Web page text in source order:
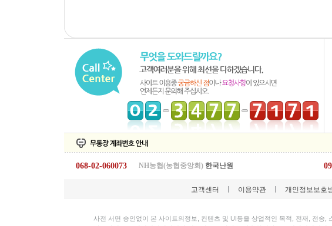
068-02-060073 NH농협(농협중앙회) 한국난원
고객센터 이용약관 개인정보보호
사전 서면 승인없이 본 사이트의정보, 컨텐츠 및 UI등을 상업적인 목적, 전재, 전송,